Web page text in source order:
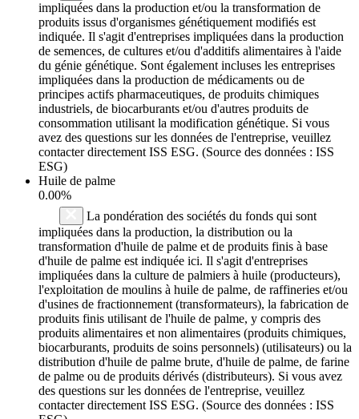
impliquées dans la production et/ou la transformation de
produits issus d'organismes génétiquement modifiés est
indiquée. Il s'agit d'entreprises impliquées dans la production
de semences, de cultures et/ou d'additifs alimentaires à l'aide
du génie génétique. Sont également incluses les entreprises
impliquées dans la production de médicaments ou de
principes actifs pharmaceutiques, de produits chimiques
industriels, de biocarburants et/ou d'autres produits de
consommation utilisant la modification génétique. Si vous
avez des questions sur les données de l'entreprise, veuillez
contacter directement ISS ESG. (Source des données : ISS
ESG)
Huile de palme
0.00%
La pondération des sociétés du fonds qui sont
impliquées dans la production, la distribution ou la
transformation d'huile de palme et de produits finis à base
d'huile de palme est indiquée ici. Il s'agit d'entreprises
impliquées dans la culture de palmiers à huile (producteurs),
l'exploitation de moulins à huile de palme, de raffineries et/ou
d'usines de fractionnement (transformateurs), la fabrication de
produits finis utilisant de l'huile de palme, y compris des
produits alimentaires et non alimentaires (produits chimiques,
biocarburants, produits de soins personnels) (utilisateurs) ou la
distribution d'huile de palme brute, d'huile de palme, de farine
de palme ou de produits dérivés (distributeurs). Si vous avez
des questions sur les données de l'entreprise, veuillez
contacter directement ISS ESG. (Source des données : ISS